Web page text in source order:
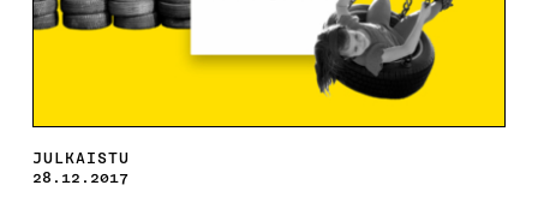
JULKAISTU
28.12.2017